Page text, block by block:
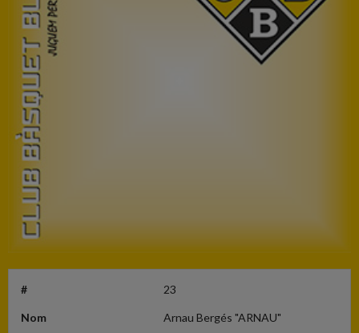
# 23
Nom Arnau Bergés "ARNAU"